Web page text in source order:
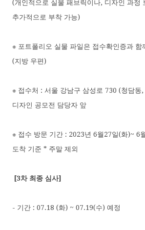
(개인적으로 실물 패브릭이나, 디자인 과정
추가적으로 부착 가능)
※ 포트폴리오 실물 파일은 접수확인증과 함
(지방 우편)
※ 접수처 : 서울 강남구 삼성로 730 (청담동
디자인 공모전 담당자 앞
※ 접수 방문 기간 : 2023년 6월27일(화)~ 6
도착 기준 * 주말 제외
[3차 최종 심사]
- 기간 : 07.18 (화) ~ 07.19(수) 예정